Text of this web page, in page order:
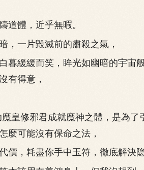
體，近乎無暇。
一片毀滅前的肅殺之氣，
緩緩而笑，眸光如幽暗的宇宙
有得意，
修邪君成就魔神之體，是為了
麼可能沒有保命之法，
，耗盡你手中玉符，徹底解決隐